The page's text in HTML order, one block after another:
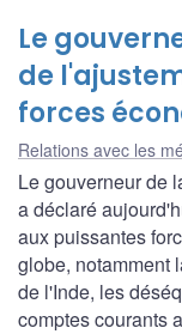
Le
de
forces
Relations avec les
Le gouverneur de
a déclaré
aux puissantes
globe, notamment
de l'Inde, les
comptes courants